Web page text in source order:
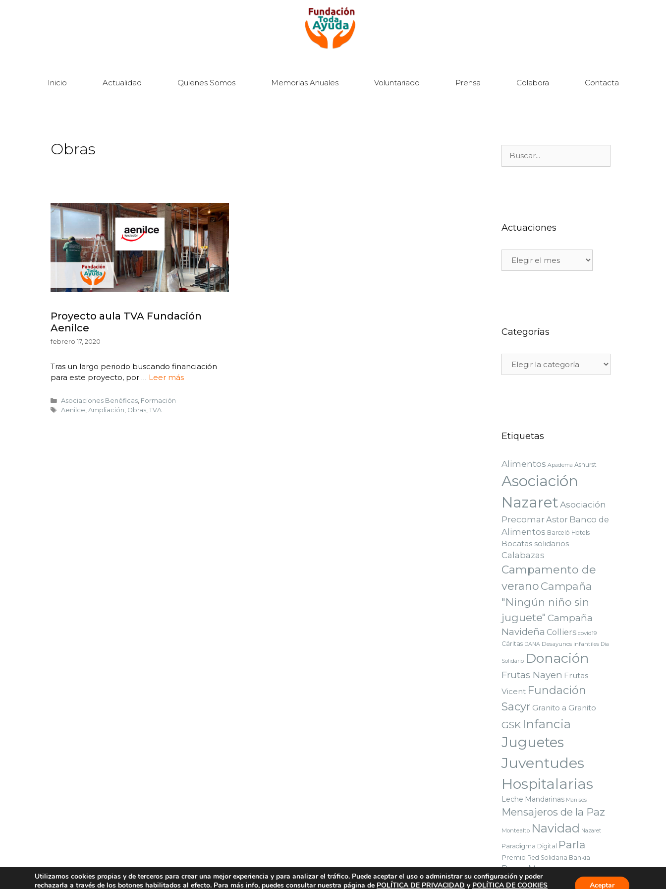
Inicio Actualidad Quienes Somos Memorias Anuales Voluntariado Prensa Colabora Contacta
Obras
Proyecto aula TVA Fundación
Aenilce
febrero 17, 2020
Tras un largo periodo buscando financiación
para este proyecto, por … Leer más
Asociaciones Benéficas, Formación
Aenilce Ampliación Obras, TVA
Actuaciones
Categorías
Etiquetas
Alimentos Apadema Ashurst
Asociación
NazaretAsociación
PrecomarAstor Banco de
Alimentos Barceló Hotels
Bocatas solidarios
Calabazas
Campamento de
verano Campaña
"Ningún niño sin
juguete" Campaña
Navideña Colliers covid19
Cáritas DANA Desayunos infantiles Dia
Solidario Donación
Frutas Nayen Frutas
Vicent Fundación
Sacyr Granito a Granito
GSK Infancia
Juguetes
Juventudes
Hospitalarias
Leche Mandarinas Manises
Mensajeros de la Paz
Montealto Navidad Nazaret
Paradigma Digital Parla
Premio Red Solidaria Bankia
Reyes MagosSorteo Valencia
Voluntarios
Vuelta al cole
Utilizamos cookies propias y de terceros para crear una mejor experiencia y para analizar el tráfico. Puede aceptar el uso o administrar su configuración y poder
rechazarla a través de los botones habilitados al efecto. Para más info, puedes consultar nuestra página de POLÍTICA DE PRIVACIDAD y POLÍTICA DE COOKIES Aceptar